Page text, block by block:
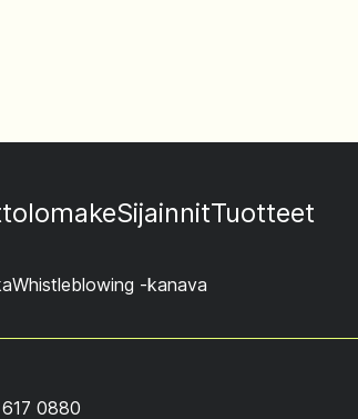
SijainnitTuotteet
Whistleblowing -kanava
0880